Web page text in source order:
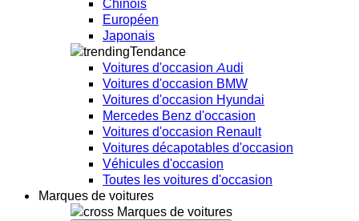
Chinois
Européen
Japonais
Tendance
Voitures d'occasion Audi
Voitures d'occasion BMW
Voitures d'occasion Hyundai
Mercedes Benz d'occasion
Voitures d'occasion Renault
Voitures décapotables d'occasion
Véhicules d'occasion
Toutes les voitures d'occasion
Marques de voitures
Marques de voitures